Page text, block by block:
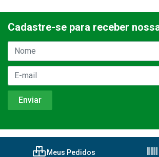
Cadastre-se para receber
Meus Pedidos